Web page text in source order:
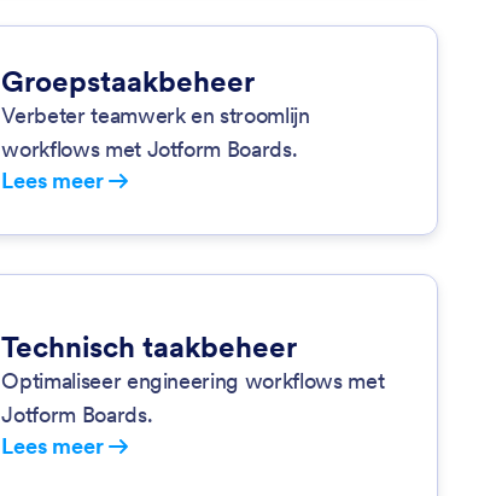
Groepstaakbeheer
Verbeter teamwerk en stroomlijn
workflows met Jotform Boards.
Lees meer
Technisch taakbeheer
Optimaliseer engineering workflows met
Jotform Boards.
Lees meer